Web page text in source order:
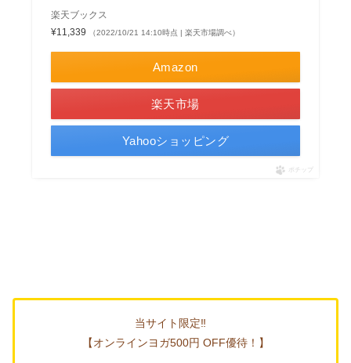
楽天ブックス
¥11,339
（2022/10/21 14:10時点 | 楽天市場調べ）
Amazon
楽天市場
Yahooショッピング
ポチップ
当サイト限定‼
【オンラインヨガ500円 OFF優待！】